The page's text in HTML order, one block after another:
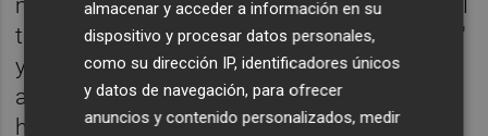
mayúsculo" a la justicia, su admiración por el
trabajo del juez que instruye el 'caso Emarsa'
y ha reiterado que por atención a éste no iba
a iba a hacer manifestaciones al respecto
hasta que no sea llamado a declarar. Ha
almacenar y acceder a información en su
dispositivo y procesar datos personales,
como su dirección IP, identificadores únicos
y datos de navegación, para ofrecer
anuncios y contenido personalizados, medir